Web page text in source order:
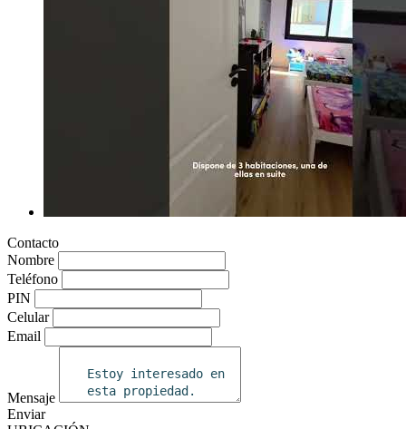
Contacto
Nombre
Teléfono
PIN
Celular
Email
Mensaje
Enviar